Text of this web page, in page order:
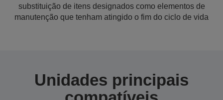
substituição de itens designados como elementos de
manutenção que tenham atingido o fim do ciclo de vida
Unidades principais